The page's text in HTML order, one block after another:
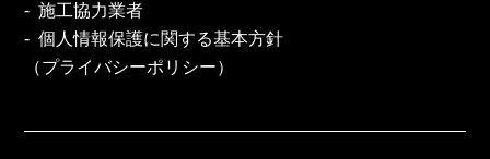
施工協力業者
個人情報保護に関する基本方針
（プライバシーポリシー）